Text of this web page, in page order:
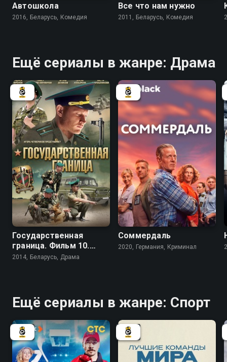
Автошкола
2016, Беларусь, Комедия
Все что нам нужно
2011, Беларусь, Комедия
Ещё сериалы в жанре: Драма
6.4
Государственная
граница. Фильм 10.
Афганский капкан
2014, Беларусь, Драма
7.4 6.3
Соммердаль
2020, Германия, Криминал
Ещё сериалы в жанре: Спорт